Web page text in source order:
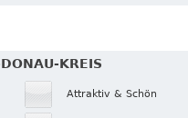
KREIS
Attraktiv & Schön